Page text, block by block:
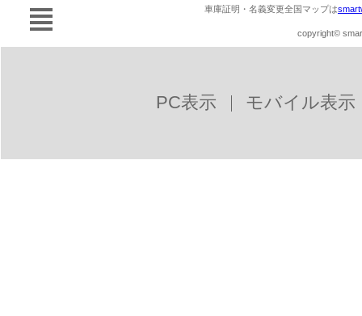
車庫証明・名義変更全国マップは
copyright©
PC表示 モバイル表示